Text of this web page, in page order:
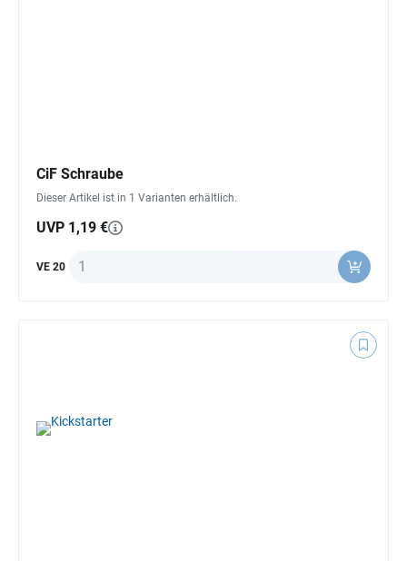
CiF Schraube
Dieser Artikel ist in 1 Varianten erhältlich.
UVP 1,19 €
VE 20 Anzahl